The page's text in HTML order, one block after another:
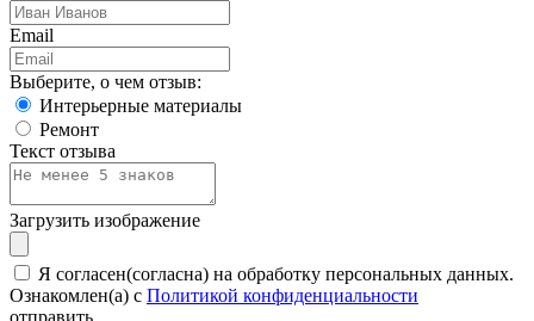
Email
Выберите, о чем отзыв:
Интерьерные материалы
Ремонт
Текст отзыва
Загрузить изображение
Я согласен(согласна) на обработку персональных данных.
Ознакомлен(а) с Политикой конфиденциальности
отправить